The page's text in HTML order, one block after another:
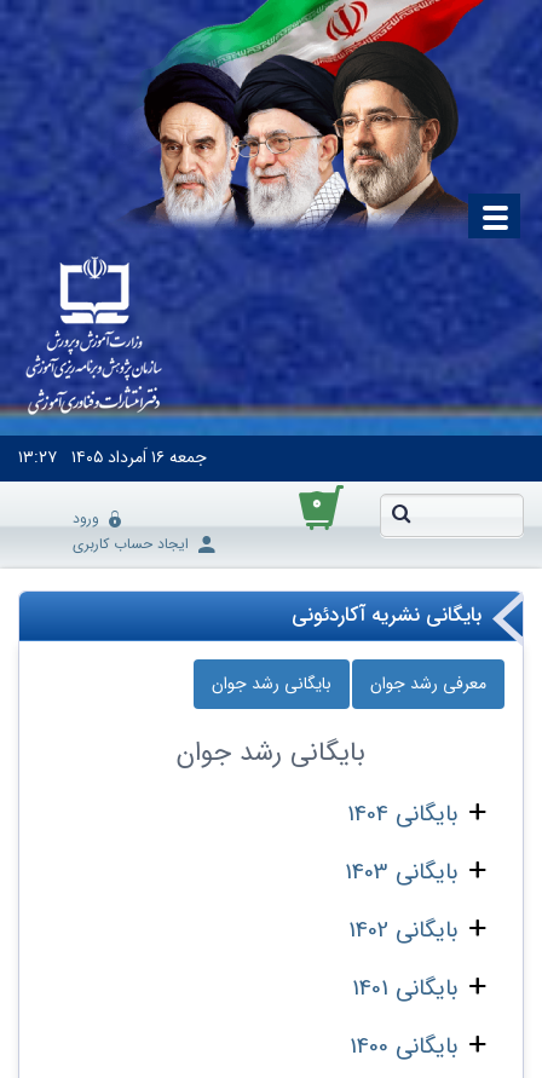
جمعه۱۶ اَمرداد ۱۴۰۵ ۱۳:۲۷
۰
ورود
ایجاد حساب کاربری
بایگانی نشریه آکاردئونی
معرفی رشد جوان بایگانی رشد جوان
بایگانی رشد جوان
بایگانی 1404
بایگانی 1403
بایگانی 1402
بایگانی 1401
بایگانی 1400